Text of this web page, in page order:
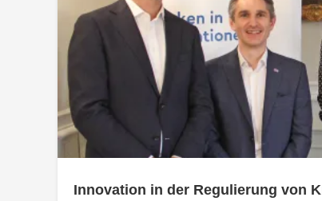
Innovation in der Regulierung von